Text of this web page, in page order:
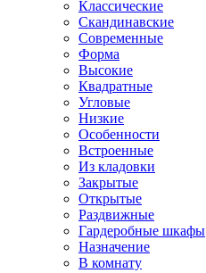
Классические
Скандинавские
Современные
Форма
Высокие
Квадратные
Угловые
Низкие
Особенности
Встроенные
Из кладовки
Закрытые
Открытые
Раздвижные
Гардеробные шкафы
Назначение
В комнату